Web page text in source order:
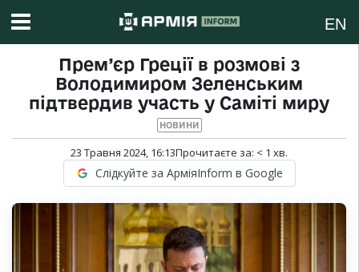
EN
Прем’єр Греції в розмові з
Володимиром Зеленським
підтвердив участь у Саміті миру
НОВИНИ
23 Травня 2024, 16:13Прочитаєте за: < 1 хв.
Слідкуйте за АрміяInform в Google